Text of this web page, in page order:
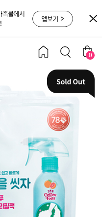
0
리필500